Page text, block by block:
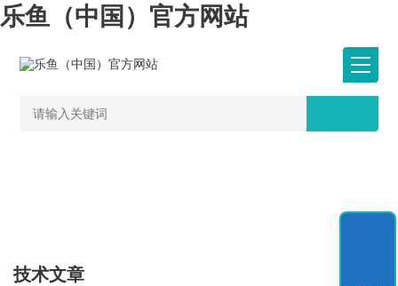
乐鱼（中国）官方网站
技术文章